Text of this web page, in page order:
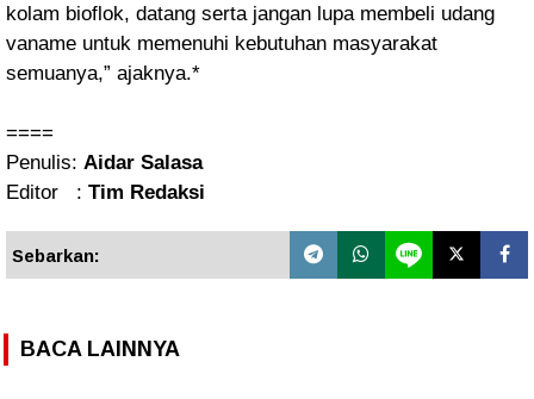
kolam bioflok, datang serta jangan lupa membeli udang
vaname untuk memenuhi kebutuhan masyarakat
semuanya,” ajaknya.*
====
Penulis: Aidar Salasa
Editor : Tim Redaksi
Sebarkan:
BACA LAINNYA